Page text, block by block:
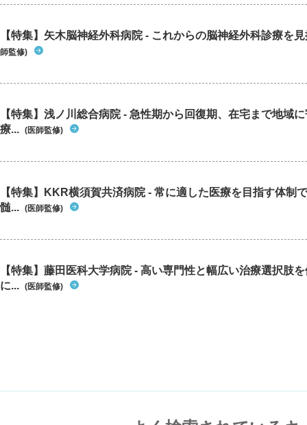
【特集】矢木脳神経外科病院 - これからの脳神経外科診療を
師監修)
【特集】浅ノ川総合病院 - 急性期から回復期、在宅まで地域
療... (医師監修)
【特集】KKR横須賀共済病院 - 常に適した医療を目指す体制
髄... (医師監修)
【特集】藤田医科大学病院 - 高い専門性と幅広い治療選択肢
に... (医師監修)